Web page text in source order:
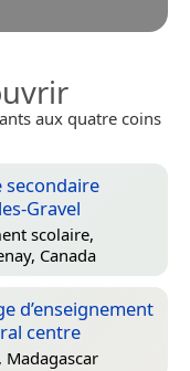
aux quatre coins
secondaire
Gravel
scolaire,
Canada
d’enseignement
centre
Madagascar